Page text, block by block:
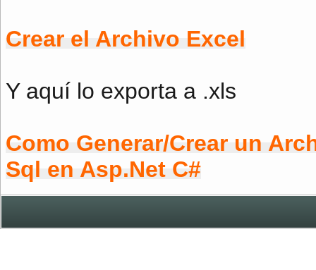
Crear el Archivo Excel
Y aquí lo exporta a .xls
Como Generar/Crear un
Sql en Asp.Net C#